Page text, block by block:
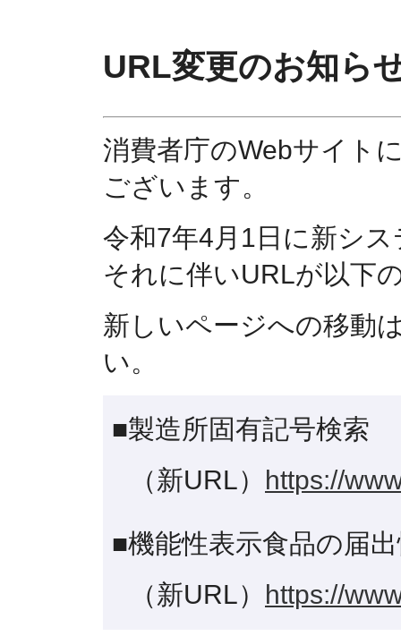
URL変更のお知ら
消費者庁のWebサイト
ございます。
令和7年4月1日に新シ
それに伴いURLが以下
新しいページへの移動
い。
■製造所固有記号検索
（新URL） https://
■機能性表示食品の届
（新URL） https://